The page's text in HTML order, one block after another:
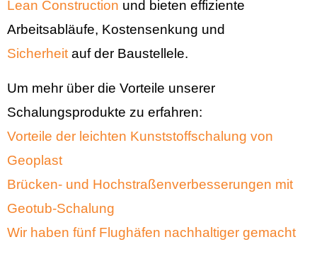
Lean Construction und bieten effiziente
Arbeitsabläufe, Kostensenkung und
Sicherheit auf der Baustellele.
Um mehr über die Vorteile unserer
Schalungsprodukte zu erfahren:
Vorteile der leichten Kunststoffschalung von
Geoplast
Brücken- und Hochstraßenverbesserungen mit
Geotub-Schalung
Wir haben fünf Flughäfen nachhaltiger gemacht